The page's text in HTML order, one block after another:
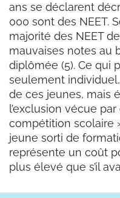
ans se déclarent
000 sont des NEET.
majorité des NEET
mauvaises notes au
diplômée (5). Ce qui
seulement
de ces jeunes, mais
l’exclusion vécue
compétition scolaire
jeune sorti de
représente un coût
plus élevé que s’il